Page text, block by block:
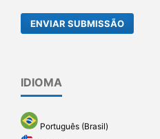
ENVIAR SUBMISSÃO
IDIOMA
Português (Brasil)